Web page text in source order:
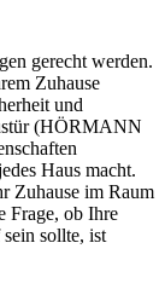
gerecht werden.
Zuhause
und
(HÖRMANN
Haus macht.
Zuhause im Raum
Frage, ob Ihre
sollte, ist